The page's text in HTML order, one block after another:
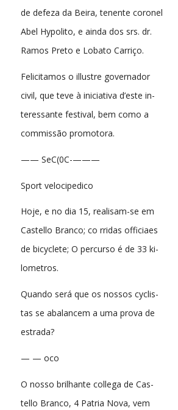
de defeza da Beira, tenente coronel
Abel Hypolito, e ainda dos srs. dr.
Ramos Preto e Lobato Carriço.
Felicitamos o illustre governador
civil, que teve à iniciativa d’este in-
teressante festival, bem como a
commissão promotora.
—— SeC(0C-———
Sport velocipedico
Hoje, e no dia 15, realisam-se em
Castello Branco; co rridas officiaes
de bicyclete; O percurso é de 33 ki-
lometros.
Quando será que os nossos cyclis-
tas se abalancem a uma prova de
estrada?
— — oco
O nosso brilhante collega de Cas-
tello Branco, 4 Patria Nova, vem